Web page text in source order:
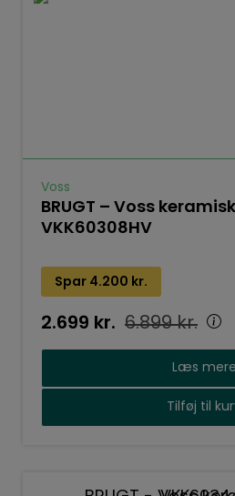
Voss
BRUGT – Voss
VKK60308HV
Spar 4.200 kr.
6.899kr.
2.699 kr.
Læs mere
Tilføj til